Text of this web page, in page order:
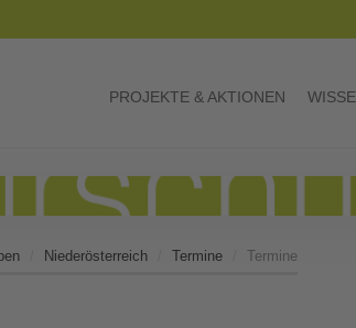
PROJEKTE & AKTIONEN
Niederösterreich Termine Termine